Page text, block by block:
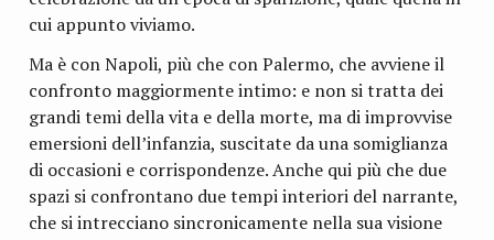
cui appunto viviamo.
Ma è con Napoli, più che con Palermo, che avviene il
confronto maggiormente intimo: e non si tratta dei
grandi temi della vita e della morte, ma di improvvise
emersioni dell’infanzia, suscitate da una somiglianza
di occasioni e corrispondenze. Anche qui più che due
spazi si confrontano due tempi interiori del narrante,
che si intrecciano sincronicamente nella sua visione